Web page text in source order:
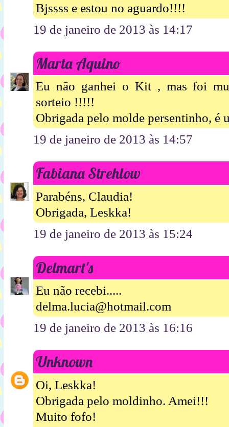
Bjssss e estou no aguardo!!!!
19 de janeiro de 2013 às 14:17
Marta Aquino
Eu não ganhei o Kit , mas foi
sorteio !!!!!
Obrigada pelo molde persentinho, é
19 de janeiro de 2013 às 14:57
Fabiana Strehlow
Parabéns, Claudia!
Obrigada, Leskka!
19 de janeiro de 2013 às 15:24
Delmart's
Eu não recebi.....
delma.lucia@hotmail.com
19 de janeiro de 2013 às 16:16
Unknown
Oi, Leskka!
Obrigada pelo moldinho. Amei!!!
Muito fofo!